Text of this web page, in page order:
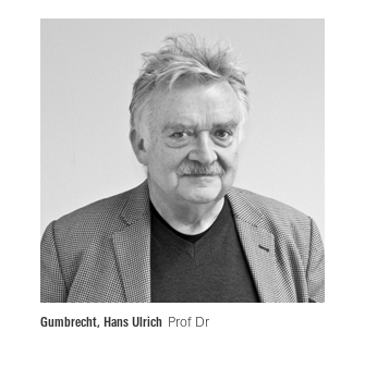
Gumbrecht, Hans Ulrich Prof Dr